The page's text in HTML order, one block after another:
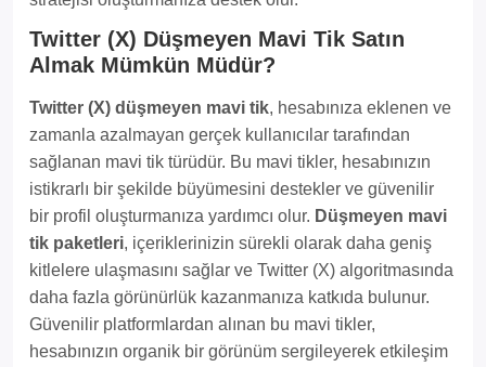
Twitter (X) Düşmeyen Mavi Tik Satın
Almak Mümkün Müdür?
Twitter (X) düşmeyen mavi tik, hesabınıza eklenen ve
zamanla azalmayan gerçek kullanıcılar tarafından
sağlanan mavi tik türüdür. Bu mavi tikler, hesabınızın
istikrarlı bir şekilde büyümesini destekler ve güvenilir
bir profil oluşturmanıza yardımcı olur. Düşmeyen mavi
tik paketleri, içeriklerinizin sürekli olarak daha geniş
kitlelere ulaşmasını sağlar ve Twitter (X) algoritmasında
daha fazla görünürlük kazanmanıza katkıda bulunur.
Güvenilir platformlardan alınan bu mavi tikler,
hesabınızın organik bir görünüm sergileyerek etkileşim